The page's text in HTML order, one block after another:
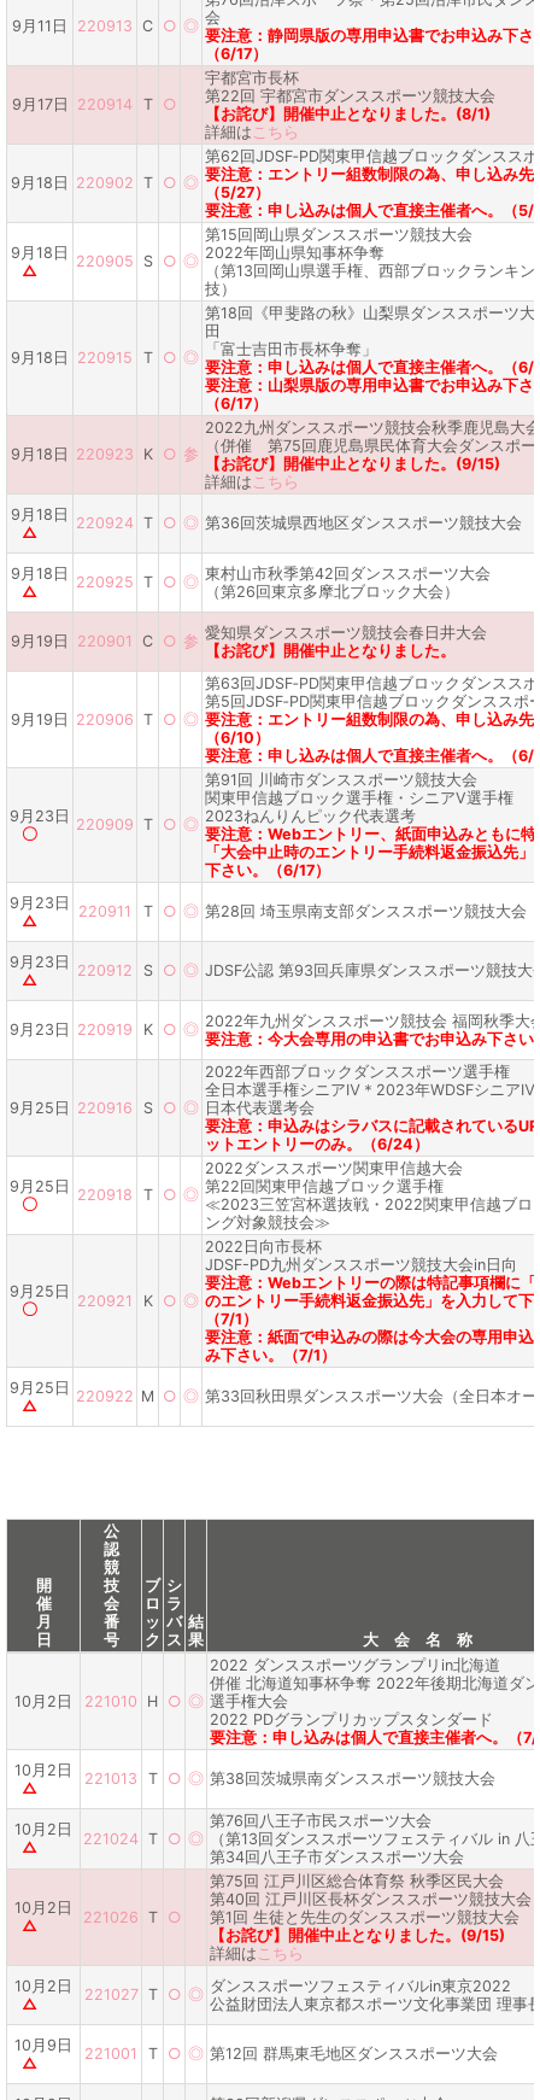
9月11日 220913 C ○ ◎ 会
要注意：静岡県版の専用申込書でお申込み下さ
（6/17）
9月17日 220914 T ○
宇都宮市長杯
第22回 宇都宮市ダンススポーツ競技大会
【お詫び】開催中止となりました。(8/1)
詳細は こちら
9月18日 220902 T ○ ◎
第62回JDSF‐PD関東甲信越ブロックダンスス
要注意：エントリー組数制限の為、申し込み先
（5/27）
要注意：申し込みは個人で直接主催者へ。（5/
9月18日
△
220905 S ○ ◎
第15回岡山県ダンススポーツ競技大会
2022年岡山県知事杯争奪
（第13回岡山県選手権、西部ブロックランキ
技）
9月18日 220915 T ○ ◎
第18回《甲斐路の秋》山梨県ダンススポーツ
田
「富士吉田市長杯争奪」
要注意：申し込みは個人で直接主催者へ。（6/
要注意：山梨県版の専用申込書でお申込み下さ
（6/17）
9月18日 220923 K ○ 参
2022九州ダンススポーツ競技会秋季鹿児島大会
（併催 第75回鹿児島県民体育大会ダンスポー
【お詫び】開催中止となりました。(9/15)
詳細は こちら
9月18日
△
220924 T ○ ◎ 第36回茨城県西地区ダンススポーツ競技大会
9月18日
△
220925 T ○ ◎ 東村山市秋季第42回ダンススポーツ大会
（第26回東京多摩北ブロック大会）
9月19日 220901 C ○ 参 愛知県ダンススポーツ競技会春日井大会
【お詫び】開催中止となりました。
9月19日 220906 T ○ ◎
第63回JDSF‐PD関東甲信越ブロックダンスス
第5回JDSF‐PD関東甲信越ブロックダンススポ
要注意：エントリー組数制限の為、申し込み先
（6/10）
要注意：申し込みは個人で直接主催者へ。（6/
9月23日
〇
220909 T ○ ◎
第91回 川崎市ダンススポーツ競技大会
関東甲信越ブロック選手権・シニアⅤ選手権
2023ねんりんピック代表選考
要注意：Webエントリー、紙面申込みともに
「大会中止時のエントリー手続料返金振込先」
下さい。（6/17）
9月23日
△
220911 T ○ ◎ 第28回 埼玉県南支部ダンススポーツ競技大会
9月23日
△
220912 S ○ ◎ JDSF公認 第93回兵庫県ダンススポーツ競技大
9月23日 220919 K ○ ◎ 2022年九州ダンススポーツ競技会 福岡秋季大
要注意：今大会専用の申込書でお申込み下さ
9月25日 220916 S ○ ◎
2022年西部ブロックダンススポーツ選手権
全日本選手権シニアⅣ＊2023年WDSFシニアⅣ
日本代表選考会
要注意：申込みはシラバスに記載されている
ットエントリーのみ。（6/24）
9月25日
〇
220918 T ○ ◎
2022ダンススポーツ関東甲信越大会
第22回関東甲信越ブロック選手権
≪2023三笠宮杯選抜戦・2022関東甲信越ブロ
ング対象競技会≫
9月25日
〇
220921 K ○ ◎
2022日向市長杯
JDSF-PD九州ダンススポーツ競技大会in日向
要注意：Webエントリーの際は特記事項欄に
のエントリー手続料返金振込先」を入力して下
（7/1）
要注意：紙面で申込みの際は今大会の専用申込
み下さい。（7/1）
9月25日
△
220922 M ○ ◎ 第33回秋田県ダンススポーツ大会（全日本オ
開
催
月
日
公
認
競
技
会
番
号
ブ
ロ
ッ
ク
シ
ラ
バ
ス
結
果
大 会 名 称
10月2日 221010 H ○ ◎
2022 ダンススポーツグランプリin北海道
併催 北海道知事杯争奪 2022年後期北海道ダ
選手権大会
2022 PDグランプリカップスタンダード
要注意：申し込みは個人で直接主催者へ。（
10月2日
△
221013 T ○ ◎ 第38回茨城県南ダンススポーツ競技大会
10月2日
△
221024 T ○ ◎
第76回八王子市民スポーツ大会
（第13回ダンススポーツフェスティバル in 八
第34回八王子市ダンススポーツ大会
10月2日
△
221026 T ○
第75回 江戸川区総合体育祭 秋季区民大会
第40回 江戸川区長杯ダンススポーツ競技大会
第1回 生徒と先生のダンススポーツ競技大会
【お詫び】開催中止となりました。(9/15)
詳細は こちら
10月2日
△
221027 T ○ ◎ ダンススポーツフェスティバルin東京2022
公益財団法人東京都スポーツ文化事業団 理事
10月9日
△
221001 T ○ ◎ 第12回 群馬東毛地区ダンススポーツ大会